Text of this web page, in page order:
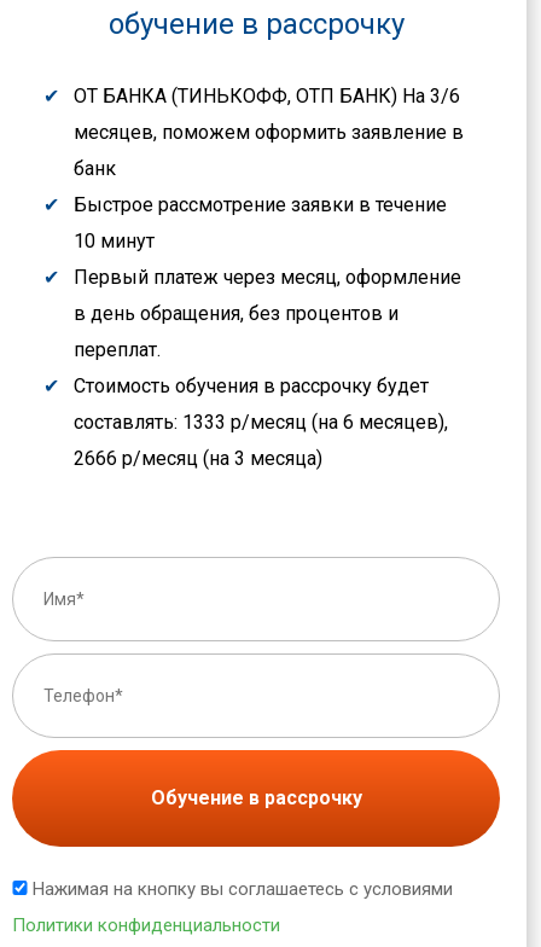
обучение в рассрочку
ОТ БАНКА (ТИНЬКОФФ, ОТП БАНК) На 3/6
месяцев, поможем оформить заявление в
банк
Быстрое рассмотрение заявки в течение
10 минут
Первый платеж через месяц, оформление
в день обращения, без процентов и
переплат.
Стоимость обучения в рассрочку будет
составлять: 1333 р/месяц (на 6 месяцев),
2666 р/месяц (на 3 месяца)
Обучение в рассрочку
Нажимая на кнопку вы соглашаетесь с условиями
Политики конфиденциальности